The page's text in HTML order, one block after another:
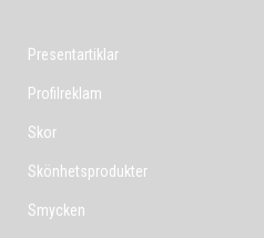
Presentartiklar
Profilreklam
Skor
Skönhetsprodukter
Smycken